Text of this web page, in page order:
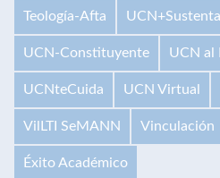
Teología-Afta
UCN-Constituyente UCN al
UCNteCuida UCN Virtual
VilLTI SeMANN Vinculación
Éxito Académico